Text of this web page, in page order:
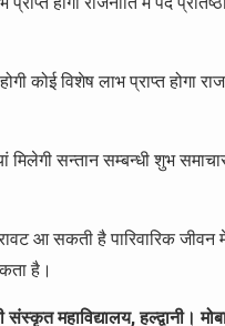
कोई विशेष लाभ प्राप्त होगा
सन्तान सम्बन्धी शुभ समाचार
आ सकती है पारिवारिक जीवन में
है।
संस्कृत महाविद्यालय, हल्द्वानी।